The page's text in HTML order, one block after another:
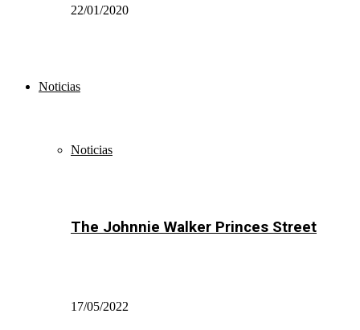
22/01/2020
Noticias
Noticias
The Johnnie Walker Princes Street
17/05/2022